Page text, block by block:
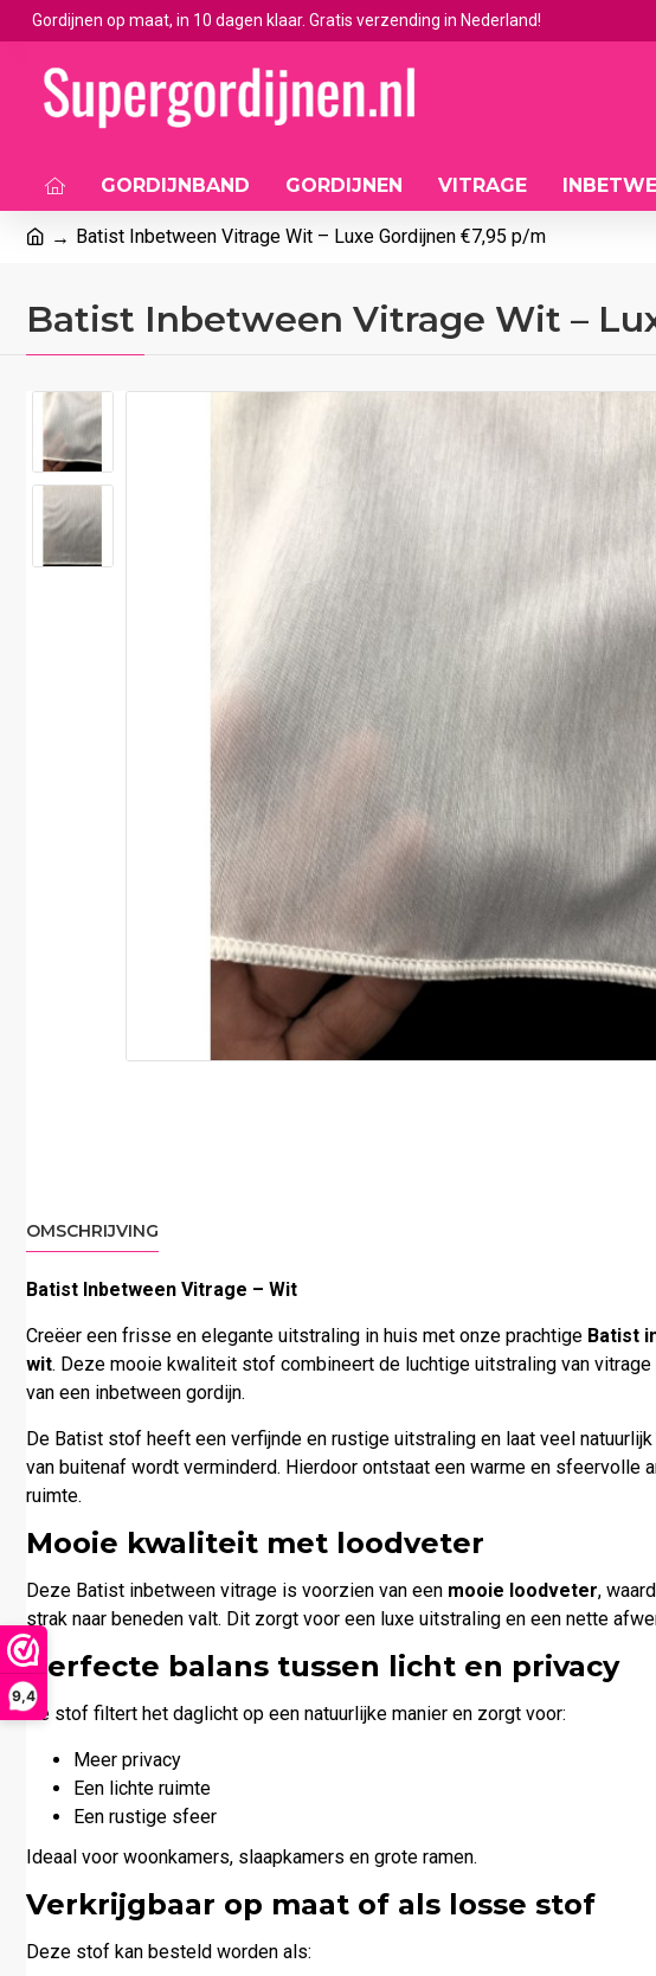
9,4
Gordijnen op maat, in 10 dagen klaar. Gratis verzending in Nederland!
GORDIJNBAND GORDIJNEN VITRAGE
Batist Inbetween Vitrage Wit – Luxe Gordijnen €7,95 p/m
Batist Inbetween Vitrage Wit –
OMSCHRIJVING
Batist Inbetween Vitrage – Wit
Creëer een frisse en elegante uitstraling in huis met onze prachtige Batist
wit. Deze mooie kwaliteit stof combineert de luchtige uitstraling van
van een inbetween gordijn.
De Batist stof heeft een verfijnde en rustige uitstraling en laat veel
van buitenaf wordt verminderd. Hierdoor ontstaat een warme en sfeervolle
ruimte.
Mooie kwaliteit met loodveter
Deze Batist inbetween vitrage is voorzien van een mooie loodveter,
strak naar beneden valt. Dit zorgt voor een luxe uitstraling en een nette
Perfecte balans tussen licht en privacy
De stof filtert het daglicht op een natuurlijke manier en zorgt voor:
Meer privacy
Een lichte ruimte
Een rustige sfeer
Ideaal voor woonkamers, slaapkamers en grote ramen.
Verkrijgbaar op maat of als losse stof
Deze stof kan besteld worden als: